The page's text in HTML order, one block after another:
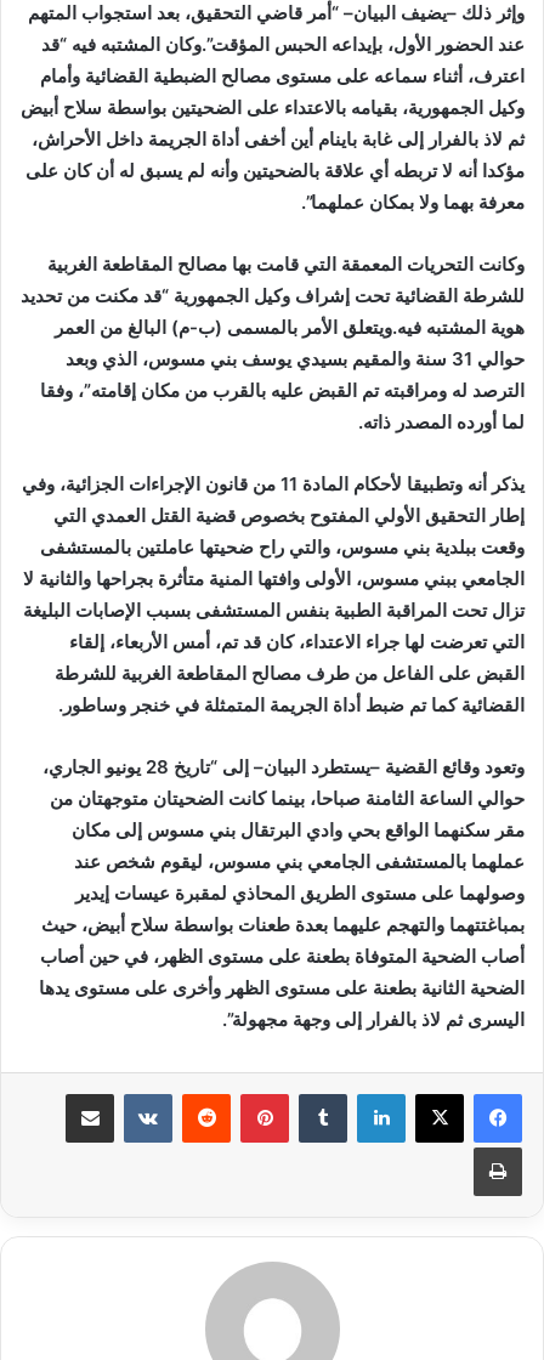
وإثر ذلك –يضيف البيان– “أمر قاضي التحقيق، بعد استجواب المتهم
عند الحضور الأول، بإيداعه الحبس المؤقت”.وكان المشتبه فيه “قد
اعترف، أثناء سماعه على مستوى مصالح الضبطية القضائية وأمام
وكيل الجمهورية، بقيامه بالاعتداء على الضحيتين بواسطة سلاح أبيض
ثم لاذ بالفرار إلى غابة باينام أين أخفى أداة الجريمة داخل الأحراش،
مؤكدا أنه لا تربطه أي علاقة بالضحيتين وأنه لم يسبق له أن كان على
معرفة بهما ولا بمكان عملهما”.
وكانت التحريات المعمقة التي قامت بها مصالح المقاطعة الغربية
للشرطة القضائية تحت إشراف وكيل الجمهورية “قد مكنت من تحديد
هوية المشتبه فيه.ويتعلق الأمر بالمسمى (ب-م) البالغ من العمر
حوالي 31 سنة والمقيم بسيدي يوسف بني مسوس، الذي وبعد
الترصد له ومراقبته تم القبض عليه بالقرب من مكان إقامته”، وفقا
لما أورده المصدر ذاته.
يذكر أنه وتطبيقا لأحكام المادة 11 من قانون الإجراءات الجزائية، وفي
إطار التحقيق الأولي المفتوح بخصوص قضية القتل العمدي التي
وقعت ببلدية بني مسوس، والتي راح ضحيتها عاملتين بالمستشفى
الجامعي ببني مسوس، الأولى وافتها المنية متأثرة بجراحها والثانية لا
تزال تحت المراقبة الطبية بنفس المستشفى بسبب الإصابات البليغة
التي تعرضت لها جراء الاعتداء، كان قد تم، أمس الأربعاء، إلقاء
القبض على الفاعل من طرف مصالح المقاطعة الغربية للشرطة
القضائية كما تم ضبط أداة الجريمة المتمثلة في خنجر وساطور.
وتعود وقائع القضية –يستطرد البيان– إلى “تاريخ 28 يونيو الجاري،
حوالي الساعة الثامنة صباحا، بينما كانت الضحيتان متوجهتان من
مقر سكنهما الواقع بحي وادي البرتقال بني مسوس إلى مكان
عملهما بالمستشفى الجامعي بني مسوس، ليقوم شخص عند
وصولهما على مستوى الطريق المحاذي لمقبرة عيسات إيدير
بمباغتتهما والتهجم عليهما بعدة طعنات بواسطة سلاح أبيض، حيث
أصاب الضحية المتوفاة بطعنة على مستوى الظهر، في حين أصاب
الضحية الثانية بطعنة على مستوى الظهر وأخرى على مستوى يدها
اليسرى ثم لاذ بالفرار إلى وجهة مجهولة”.
لينكدإن بينتيريست
طباعة